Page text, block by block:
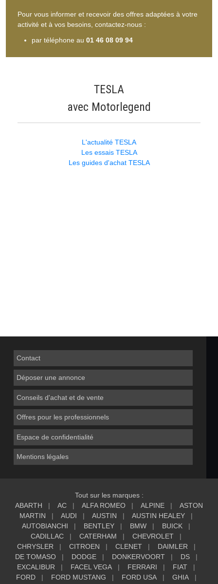
Pour vous informer et recevoir des offres adaptées à votre
activité et à vos besoins, contactez-nous :
par téléphone au 01 46 08 09 94
TESLA
avec Motorlegend
L'actualité TESLA
Les essais TESLA
Les guides d'achat TESLA
Contact
Déposer une annonce
Conseils d'achat et de vente
Offres pour les professionnels
Espace de confidentialité
Mentions légales
Tout sur les marques :
ABARTH
AC ALFA ROMEO ALPINE
ASTON
MARTIN
AUDI AUSTIN
AUSTIN HEALEY
AUTOBIANCHI
BENTLEY BMW
BUICK
CADILLAC
CATERHAM
CHEVROLET
CHRYSLER
CITROEN CLENET
DAIMLER
DE TOMASO
DODGE DONKERVOORT
DS
EXCALIBUR
FACEL VEGA FERRARI
FIAT
FORD
FORD MUSTANG FORD USA
GHIA